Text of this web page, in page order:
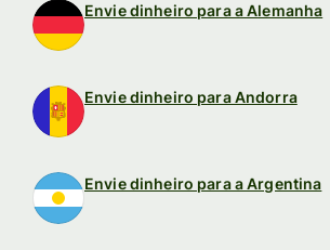
Envie dinheiro para a Alemanha
Envie dinheiro para Andorra
Envie dinheiro para a Argentina